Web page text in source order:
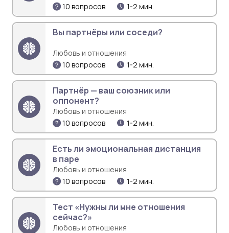
10 вопросов
1-2 мин.
Вы партнёры или соседи?
Любовь и отношения
10 вопросов
1-2 мин.
Партнёр — ваш союзник или
оппонент?
Любовь и отношения
10 вопросов
1-2 мин.
Есть ли эмоциональная дистанция
в паре
Любовь и отношения
10 вопросов
1-2 мин.
Тест «Нужны ли мне отношения
сейчас?»
Любовь и отношения